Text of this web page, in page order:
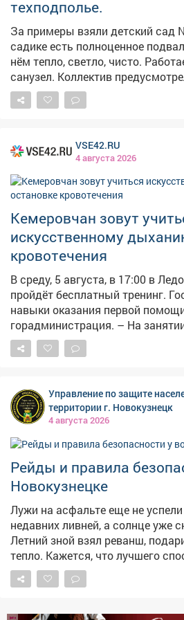
техподполье.
За примеры взяли детский сад N6
садике есть полноценное
нём тепло, светло, чисто.
санузел. Коллектив
медикаментов, воды и продуктов
Здесь могут укрыться не только
предусматривает подвал.
оборудовали в помещениях без
стенами. Такие места называем
безопасности». Работу по оборудованию и уточнению
мест для укрытия продолжаем.
безопасности можно найти на
подземных помещений,
Кузбасса: https://clck.su/hEGfq
VSE42.RU
4 августа 2026
Кемеровчан зовут
искусственному
кровотечения
В среду, 5 августа, в 17:00 в
пройдёт бесплатный тренинг.
навыки оказания первой
горадминистрация. – На занятии кемеровчане
отработают сердечно-
при кровотечениях, удушье и
(вход со стороны гостиницы
бесплатное. Напомним, власти велели массово
укрытиях на случай воздушной
недели назад сообщалось , что
департаменту по
муниципальных образований и
образования поручили срочно
граждан первой помощи.
Управление по защите
территории г. Новокузнецк
4 августа 2026
Рейды и правила
Новокузнецке
Лужи на асфальте еще не
недавних ливней, а солнце уже
Летний зной взял реванш,
тепло. Кажется, что лучшего
духоты, чем окунуться в
одного из городских карьеров,
повышенного риска 🌊 Безопасность на воде - наша